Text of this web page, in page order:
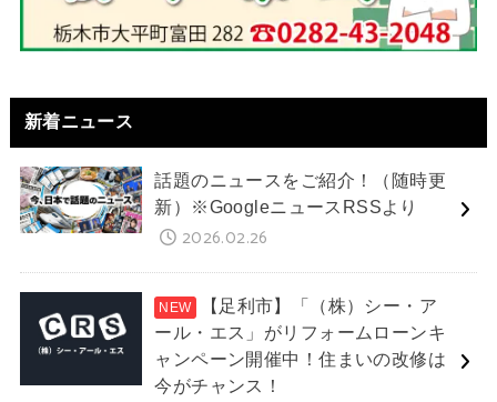
新着ニュース
話題のニュースをご紹介！（随時更
新）※GoogleニュースRSSより
2026.02.26
【足利市】「（株）シー・ア
ール・エス」がリフォームローンキ
ャンペーン開催中！住まいの改修は
今がチャンス！